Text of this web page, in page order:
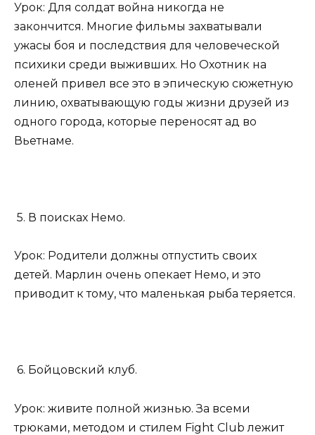
Урок: Для солдат война никогда не
закончится. Многие фильмы захватывали
ужасы боя и последствия для человеческой
психики среди выживших. Но Охотник на
оленей привел все это в эпическую сюжетную
линию, охватывающую годы жизни друзей из
одного города, которые переносят ад во
Вьетнаме.
5. В поисках Немо.
Урок: Родители должны отпустить своих
детей. Марлин очень опекает Немо, и это
приводит к тому, что маленькая рыба теряется.
6. Бойцовский клуб.
Урок: живите полной жизнью. За всеми
трюками, методом и стилем Fight Club лежит